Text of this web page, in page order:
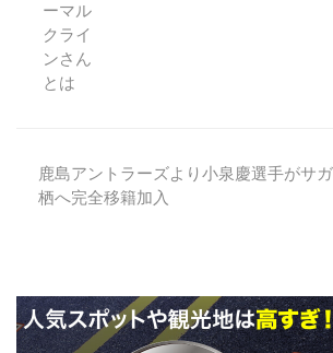
サガン鳥栖公式
(@saganofficial17) 2018年12月
14日 通知が来 ...
鹿島アントラーズより小泉慶選手がサ
栖へ完全移籍加入